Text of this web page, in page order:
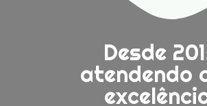
Desde
atendendo